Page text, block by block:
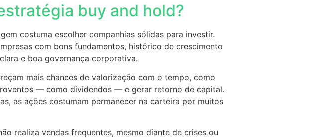
buy and hold?
costuma escolher companhias sólidas para investir.
com bons fundamentos, histórico de crescimento
e boa governança corporativa.
mais chances de valorização com o tempo, como
— como dividendos — e gerar retorno de capital.
as ações costumam permanecer na carteira por muitos
realiza vendas frequentes, mesmo diante de crises ou